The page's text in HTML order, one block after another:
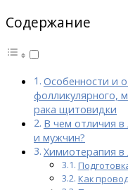
Содержание
Особенности и
фолликулярного,
рака щитовидки
В чем отличия
и мужчин?
Химиотерапия
Как